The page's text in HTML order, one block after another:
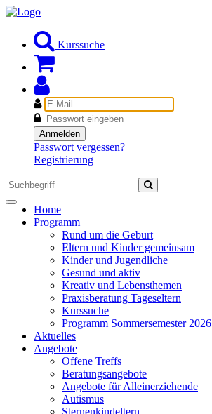
Kurssuche
E-
Mail
Passwort
Anmelden
Passwort vergessen?
Registrierung
Toggle
navigation
Home
Programm
Rund um die Geburt
Eltern und Kinder gemeinsam
Kinder und Jugendliche
Gesund und aktiv
Kreativ und Lebensthemen
Praxisberatung Tageseltern
Kurssuche
Programm Sommersemester 2026
Aktuelles
Angebote
Offene Treffs
Beratungsangebote
Angebote für Alleinerziehende
Autismus
Sternenkindeltern